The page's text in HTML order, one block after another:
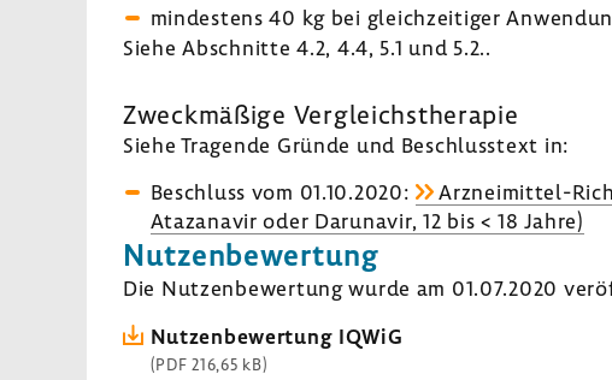
mindes­tens 40 kg bei gleich­zei­tiger
Siehe Abschnitte 4.2, 4.4, 5.1 und 5.2..
Zweck­mä­ßige Vergleichs­the­rapie
Siehe Tragende Gründe und Beschluss­text in:
Beschluss vom 01.10.2020:
Arzneimittel-​
Ataza­navir oder Daru­n­avir, 12 bis < 18 Jahre)
Nutzen­be­wer­tung
Die Nutzen­be­wer­tung wurde am 01.07.2020
Nutzen­be­wer­tung IQWiG
(PDF 216,65 kB)